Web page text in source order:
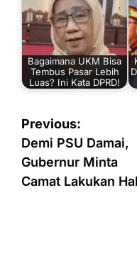
Bagaimana UKM Bisa
Tembus Pasar Lebih
Luas? Ini Kata DPRD!
Navigasi
pos
Previous:
Demi PSU Damai,
Gubernur Minta
Camat Lakukan